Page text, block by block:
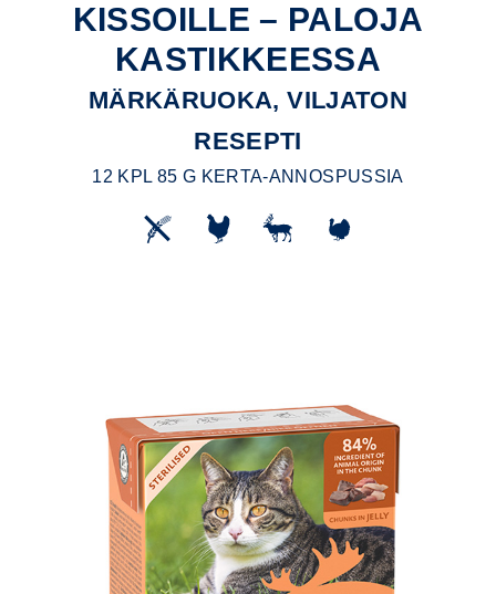
KISSOILLE – PALOJA
KASTIKKEESSA
MÄRKÄRUOKA, VILJATON
RESEPTI
12 KPL 85 G KERTA-ANNOSPUSSIA